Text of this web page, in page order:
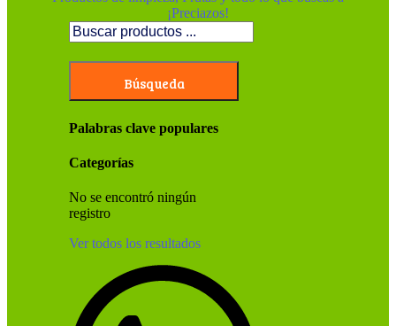
Búsqueda
Palabras clave populares
Categorías
No se encontró ningún
registro
Ver todos los resultados